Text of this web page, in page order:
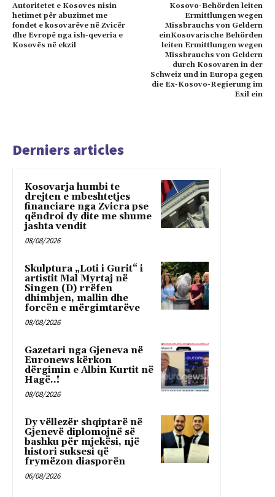
Autoritetet e Kosoves nisin
hetimet për abuzimet me
fondet e kosovarëve në Zvicër
dhe Evropë nga ish-qeveria e
Kosovës në ekzil
Kosovo-Behörden leiten
Ermittlungen wegen
Missbrauchs von Geldern
einKosovarische Behörden
leiten Ermittlungen wegen
Missbrauchs von Geldern
durch Kosovaren in der
Schweiz und in Europa gegen
die Ex-Kosovo-Regierung im
Exil ein
Derniers articles
Kosovarja humbi te
drejten e mbeshtetjes
financiare nga Zvicra pse
qëndroi dy dite me shume
jashta vendit
08/08/2026
Skulptura „Loti i Gurit“ i
artistit Mal Myrtaj në
Singen (D) rrëfen
dhimbjen, mallin dhe
forcën e mërgimtarëve
08/08/2026
Gazetari nga Gjeneva në
Euronews kërkon
dërgimin e Albin Kurtit në
Hagë..!
08/08/2026
Dy vëllezër shqiptarë në
Gjenevë diplomojnë së
bashku për mjekësi, një
histori suksesi që
frymëzon diasporën
06/08/2026